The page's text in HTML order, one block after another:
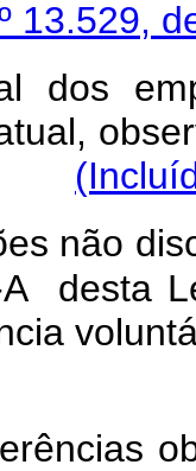
13.529,
não
desta